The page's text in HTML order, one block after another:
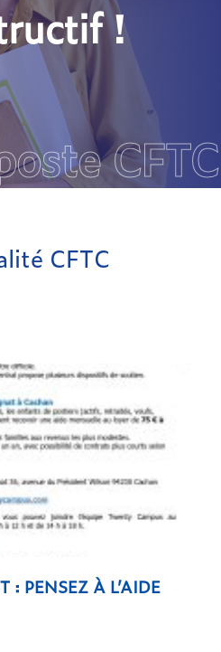
!
CFTC
: PENSEZ À L’AIDE